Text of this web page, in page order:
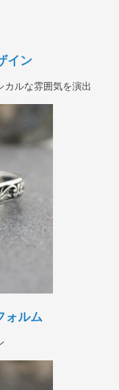
イン
カルな雰囲気を演出
ォルム